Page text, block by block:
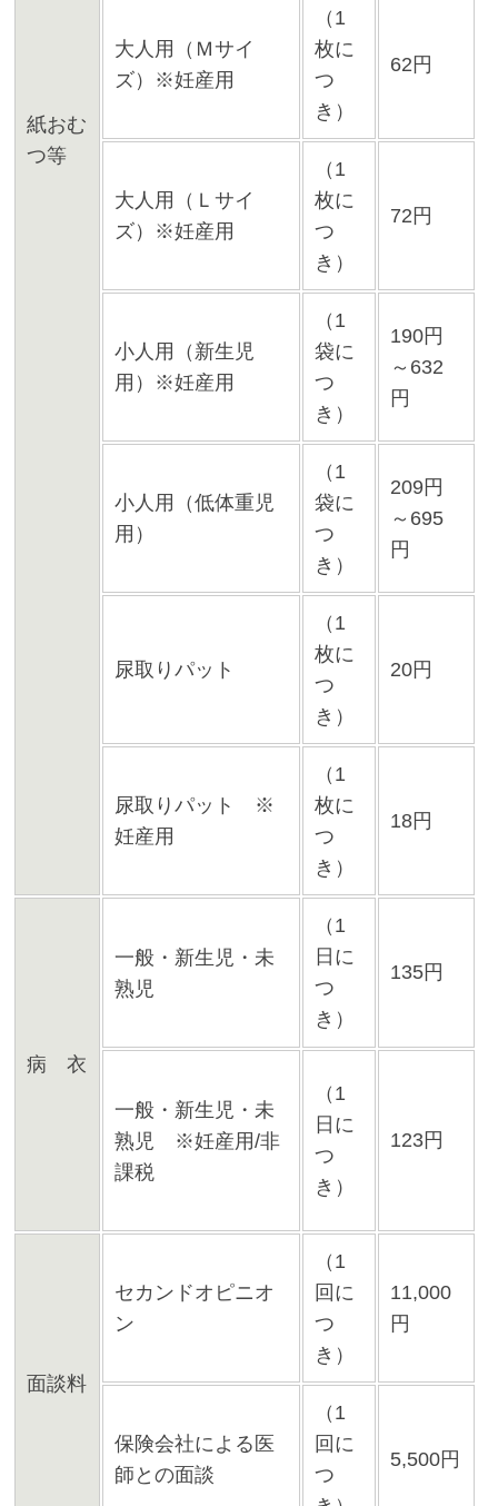
紙おむ
つ等
大人用（Ｍサイ
ズ）※妊産用
（1
枚に
つ
き）
62円
大人用（Ｌサイ
ズ）※妊産用
（1
枚に
つ
き）
72円
小人用（新生児
用）※妊産用
（1
袋に
つ
き）
190円
～632
円
小人用（低体重児
用）
（1
袋に
つ
き）
209円
～695
円
尿取りパット
（1
枚に
つ
き）
20円
尿取りパット ※
妊産用
（1
枚に
つ
き）
18円
病 衣
一般・新生児・未
熟児
（1
日に
つ
き）
135円
一般・新生児・未
熟児 ※妊産用/非
課税
（1
日に
つ
き）
123円
面談料
セカンドオピニオ
ン
（1
回に
つ
き）
11,000
円
保険会社による医
師との面談
（1
回に
つ
5,500円